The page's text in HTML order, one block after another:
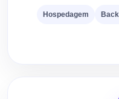
Hospedagem